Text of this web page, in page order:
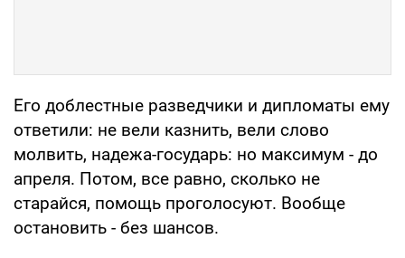
Его доблестные разведчики и дипломаты ему
ответили: не вели казнить, вели слово
молвить, надежа-государь: но максимум - до
апреля. Потом, все равно, сколько не
старайся, помощь проголосуют. Вообще
остановить - без шансов.